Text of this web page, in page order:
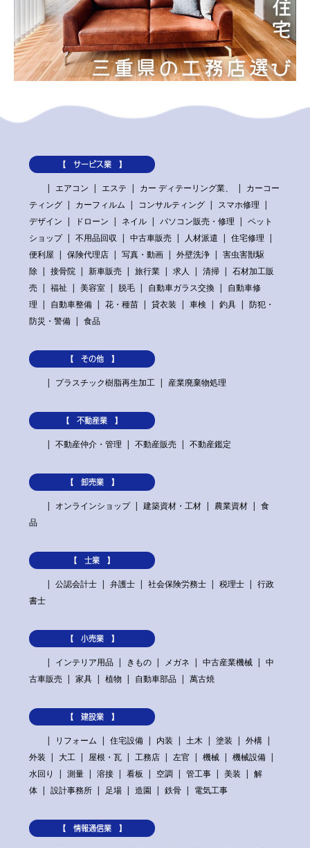
【 サービス業 】
エアコン
エステ カー ディテーリング業、
カーコー
ティング
カーフィルム コンサルティング
スマホ修理
デザイン
ドローン ネイル パソコン販売・修理
ペット
ショップ
不用品回収 中古車販売 人材派遣
住宅修理
便利屋
保険代理店 写真・動画 外壁洗浄
害虫害獣駆
除
接骨院 新車販売 旅行業 求人 清掃
石材加工販
売
福祉 美容室 脱毛 自動車ガラス交換
自動車修
理
自動車整備 花・種苗 貸衣装 車検 釣具
防犯・
防災・警備
食品
【 その他 】
プラスチック樹脂再生加工
産業廃棄物処理
【 不動産業 】
不動産仲介・管理
不動産販売 不動産鑑定
【 卸売業 】
オンラインショップ
建築資材・工材 農業資材
食
品
【 士業 】
公認会計士
弁護士 社会保険労務士 税理士
行政
書士
【 小売業 】
インテリア用品
きもの メガネ 中古産業機械
中
古車販売
家具 植物 自動車部品 萬古焼
【 建設業 】
リフォーム
住宅設備 内装 土木 塗装
外構
外装
大工 屋根・瓦 工務店 左官 機械
機械設備
水回り
測量 溶接 看板 空調 管工事 美装
解
体
設計事務所 足場 造園 鉄骨 電気工事
【 情報通信業 】